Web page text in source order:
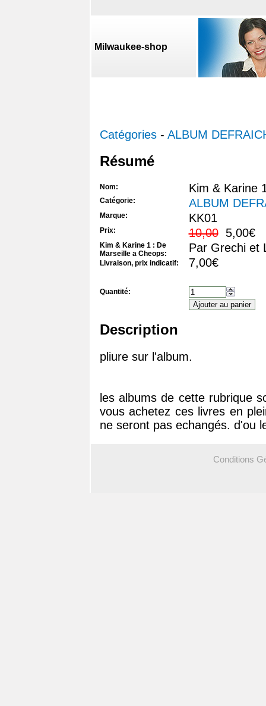
Milwaukee-shop
Catégories- ALBUM
Résumé
Nom: Kim & Karine
Catégorie: ALBUM
Marque: KK01
Prix: 10,005,00€
Kim & Karine 1 : De
Marseille a Cheops:
Par Grechi et
Livraison, prix indicatif: 7,00€
Quantité:
Description
pliure sur l'album.
les albums de cette rubrique
vous achetez ces livres en
ne seront pas echangés. d'ou
Conditions